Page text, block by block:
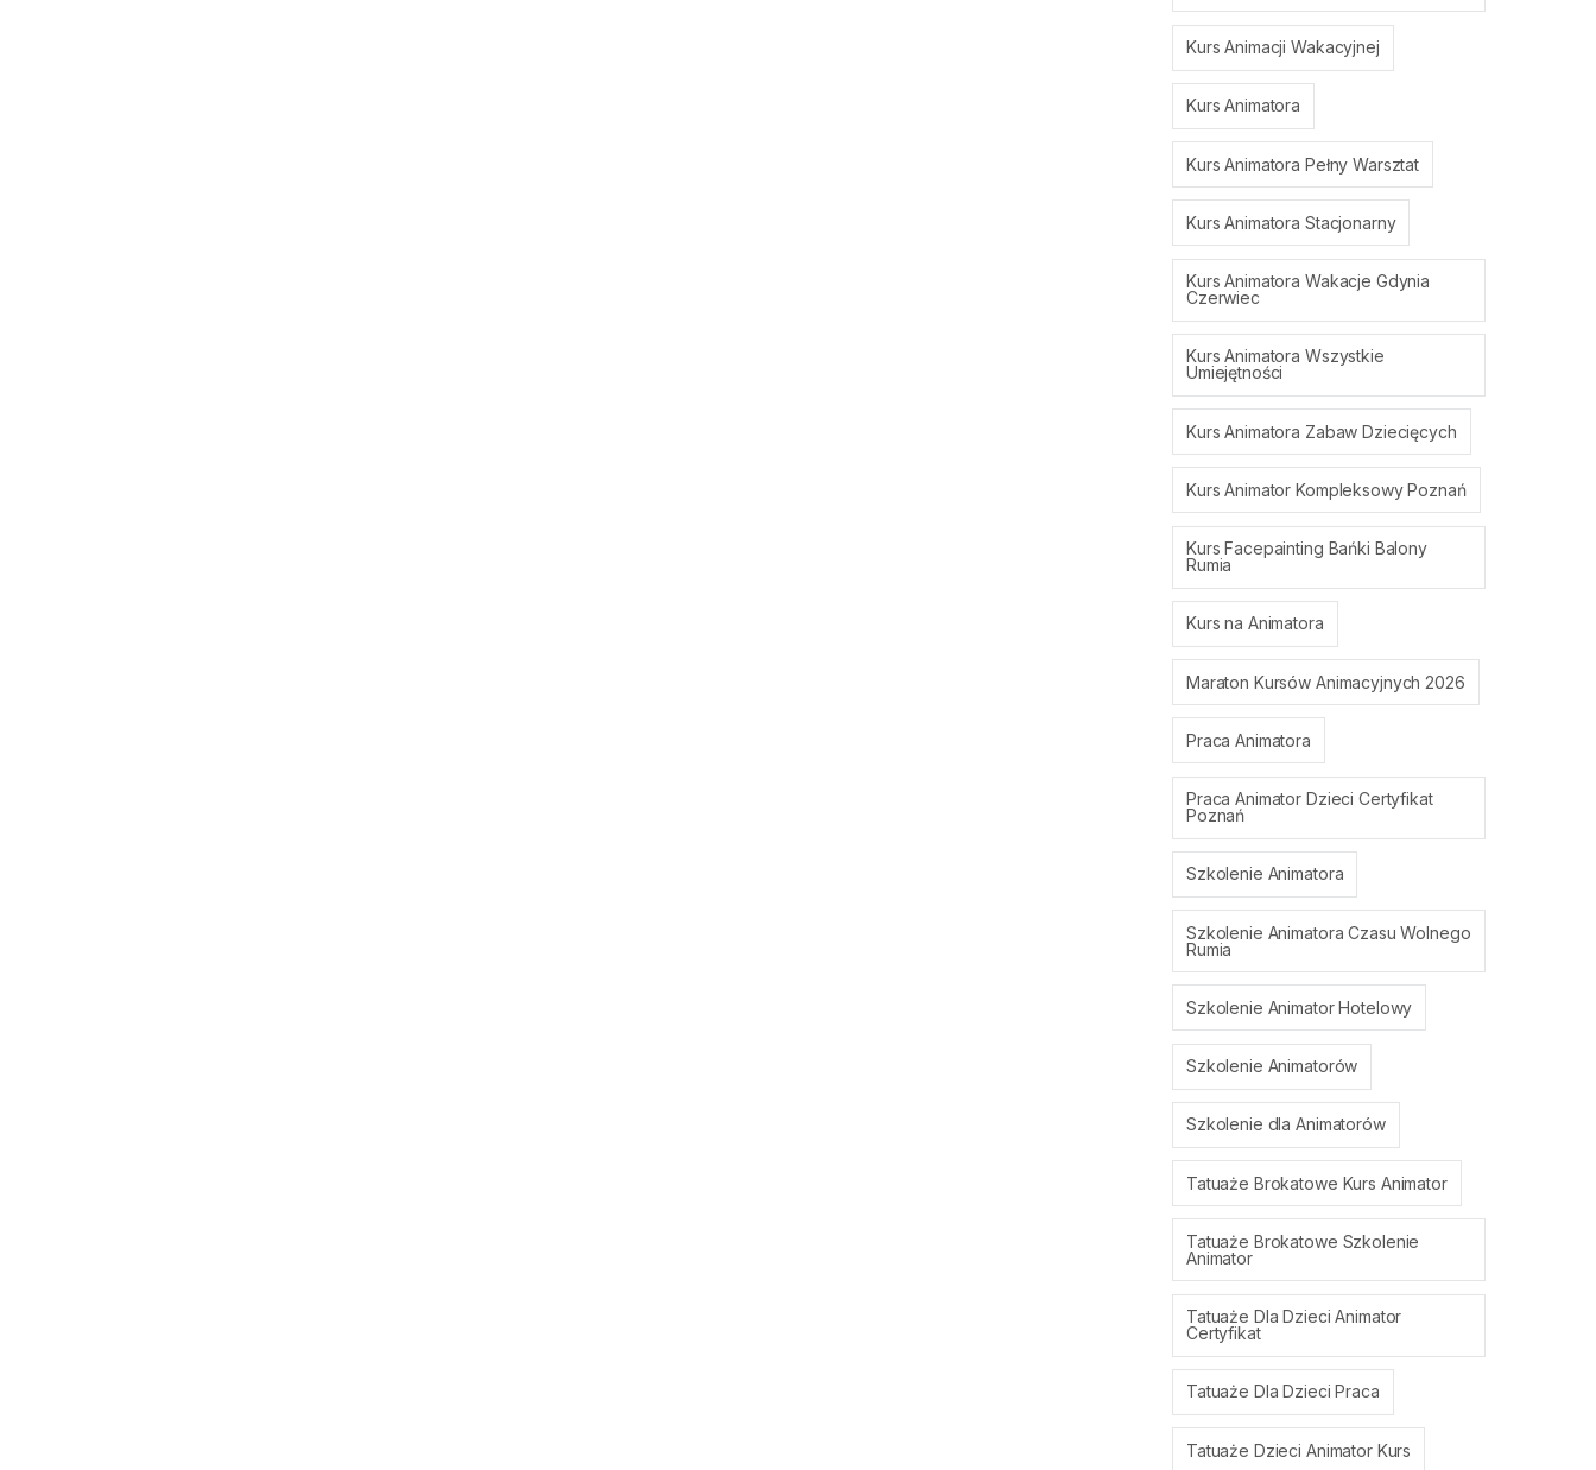
Kurs Animacji Wakacyjnej
Kurs Animatora
Kurs Animatora Pełny Warsztat
Kurs Animatora Stacjonarny
Kurs Animatora Wakacje Gdynia
Czerwiec
Kurs Animatora Wszystkie
Umiejętności
Kurs Animatora Zabaw Dziecięcych
Kurs Animator Kompleksowy Poznań
Kurs Facepainting Bańki Balony
Rumia
Kurs na Animatora
Maraton Kursów Animacyjnych 2026
Praca Animatora
Praca Animator Dzieci Certyfikat
Poznań
Szkolenie Animatora
Szkolenie Animatora Czasu Wolnego
Rumia
Szkolenie Animator Hotelowy
Szkolenie Animatorów
Szkolenie dla Animatorów
Tatuaże Brokatowe Kurs Animator
Tatuaże Brokatowe Szkolenie
Animator
Tatuaże Dla Dzieci Animator
Certyfikat
Tatuaże Dla Dzieci Praca
Tatuaże Dzieci Animator Kurs